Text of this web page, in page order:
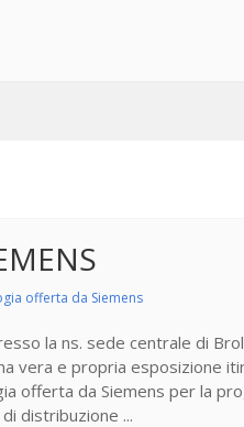
offerta da Siemens
la ns. sede centrale di
vera e propria esposizione
offerta da Siemens per la
distribuzione ...